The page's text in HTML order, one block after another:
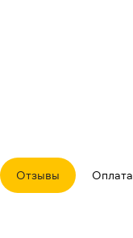
Отзывы Оплата